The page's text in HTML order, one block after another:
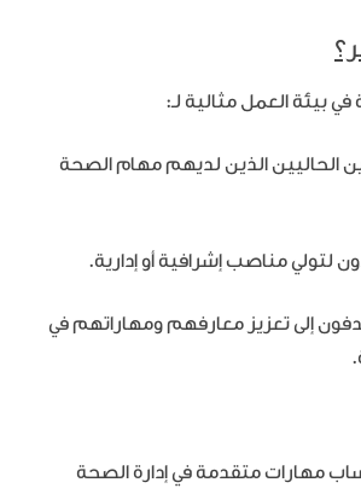
بيئة العمل مثالية لـ:
الحاليين الذين لديهم مهام الصحة
لتولي مناصب إشرافية أو إدارية.
إلى تعزيز معارفهم ومهاراتهم في
مهارات متقدمة في إدارة الصحة